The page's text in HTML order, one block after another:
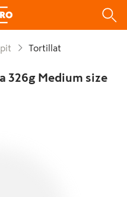
Tortillat
326g Medium size